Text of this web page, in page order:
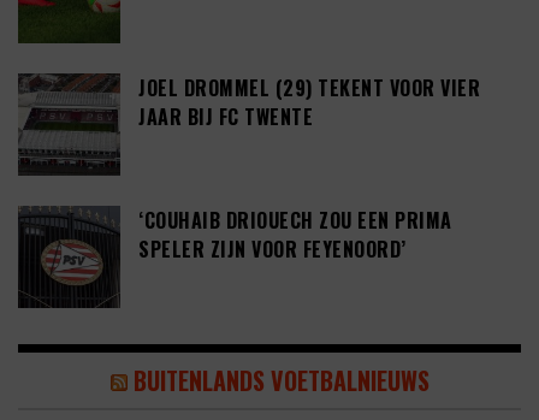
JOEL DROMMEL (29) TEKENT VOOR VIER
JAAR BIJ FC TWENTE
‘COUHAIB DRIOUECH ZOU EEN PRIMA
SPELER ZIJN VOOR FEYENOORD’
BUITENLANDS VOETBALNIEUWS